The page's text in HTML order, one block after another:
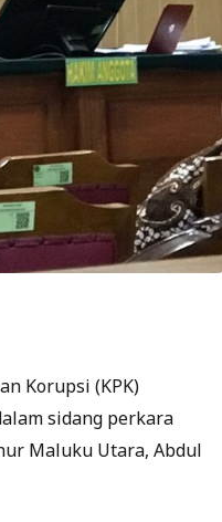
Korupsi (KPK)
sidang perkara
Maluku Utara, Abdul